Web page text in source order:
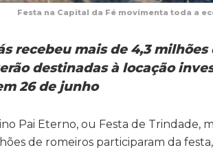
Festa na Capital da Fé movimenta toda a
recebeu mais de 4,3
destinadas à locação
26 de junho
Pai Eterno, ou Festa de Trindade,
de romeiros participaram da